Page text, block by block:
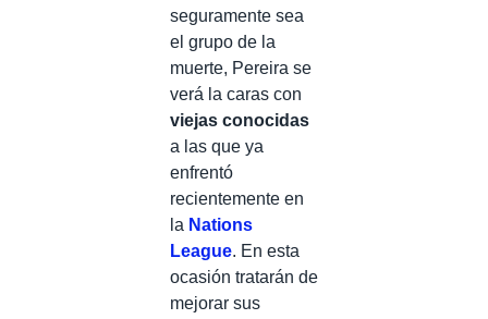
seguramente sea
el grupo de la
muerte, Pereira se
verá la caras con
viejas conocidas
a las que ya
enfrentó
recientemente en
la Nations
League. En esta
ocasión tratarán de
mejorar sus